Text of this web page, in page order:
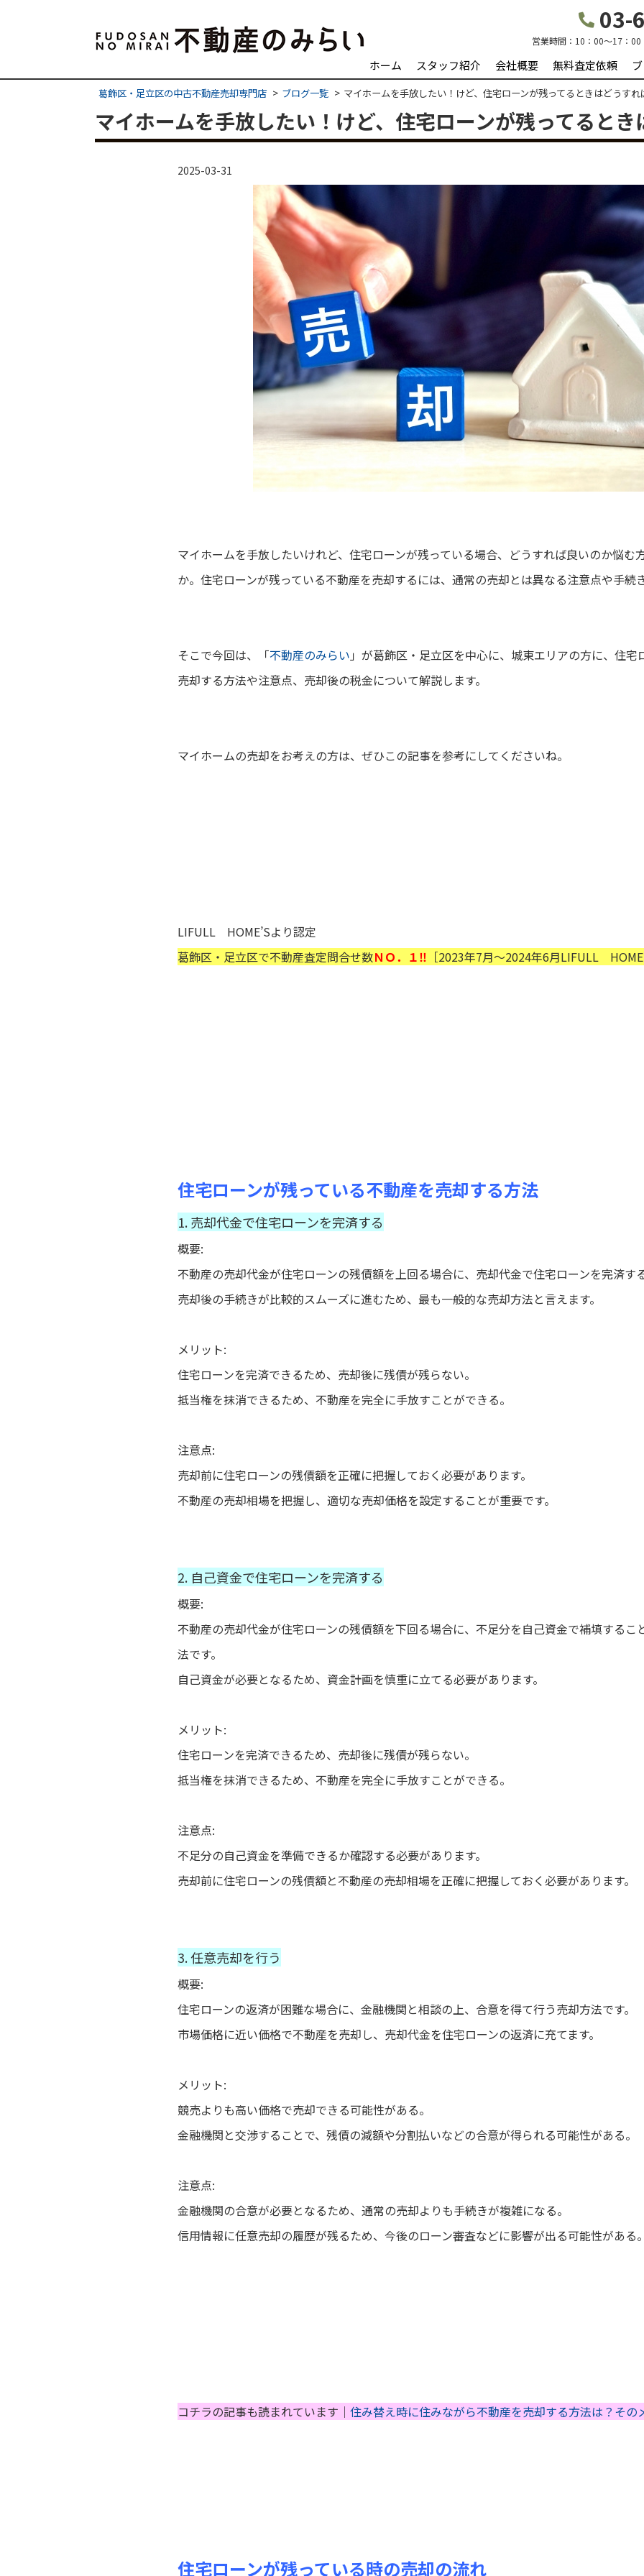
03-
営業時間： 10：00～17：00
ホーム スタッフ紹介 会社概要 無料査定依頼
葛飾区・足立区の中古不動産売却専門店 ブログ一覧 マイホームを手放したい！けど、住宅ローンが残ってるときはどうすれ
マイホームを手放したい！けど、住宅ローンが残ってるとき
2025-03-31
マイホームを手放したいけれど、住宅ローンが残っている場合、どうすれば良いのか悩む
か。住宅ローンが残っている不動産を売却するには、通常の売却とは異なる注意点や手続
そこで今回は、 「不動産のみらい 」が葛飾区・足立区を中心に、城東エリアの方に、 住宅
売却する方法や注意点、売却後の税金について解説します。
マイホームの売却をお考えの方は、ぜひこの記事を参考にしてくださいね。
LIFULL HOME’Sより認定
葛飾区・足立区で不動産査定問合せ数ＮＯ．１‼ ［2023年7月～2024年6月LIFULL
住宅ローンが残っている不動産を売却する方法
1. 売却代金で住宅ローンを完済する
概要:
不動産の売却代金が住宅ローンの残債額を上回る場合に、売却代金で住宅ローンを完済す
売却後の手続きが比較的スムーズに進むため、最も一般的な売却方法と言えます。
メリット:
住宅ローンを完済できるため、売却後に残債が残らない。
抵当権を抹消できるため、不動産を完全に手放すことができる。
注意点:
売却前に住宅ローンの残債額を正確に把握しておく必要があります。
不動産の売却相場を把握し、適切な売却価格を設定することが重要です。
2. 自己資金で住宅ローンを完済する
概要:
不動産の売却代金が住宅ローンの残債額を下回る場合に、不足分を自己資金で補填するこ
法です。
自己資金が必要となるため、資金計画を慎重に立てる必要があります。
メリット:
住宅ローンを完済できるため、売却後に残債が残らない。
抵当権を抹消できるため、不動産を完全に手放すことができる。
注意点:
不足分の自己資金を準備できるか確認する必要があります。
売却前に住宅ローンの残債額と不動産の売却相場を正確に把握しておく必要があります。
3. 任意売却を行う
概要:
住宅ローンの返済が困難な場合に、金融機関と相談の上、合意を得て行う売却方法です。
市場価格に近い価格で不動産を売却し、売却代金を住宅ローンの返済に充てます。
メリット:
競売よりも高い価格で売却できる可能性がある。
金融機関と交渉することで、残債の減額や分割払いなどの合意が得られる可能性がある。
注意点:
金融機関の合意が必要となるため、通常の売却よりも手続きが複雑になる。
信用情報に任意売却の履歴が残るため、今後のローン審査などに影響が出る可能性がある。
コチラの記事も読まれています｜ 住み替え時に住みながら不動産を売却する方法は？その
住宅ローンが残っている時の売却の流れ